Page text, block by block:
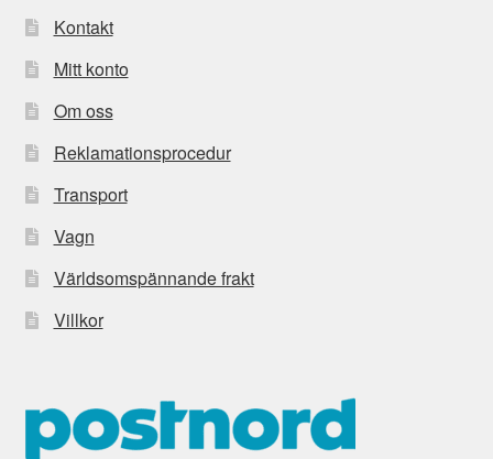
Kontakt
Mitt konto
Om oss
Reklamationsprocedur
Transport
Vagn
Världsomspännande frakt
Villkor